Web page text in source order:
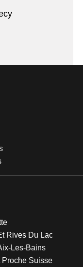
Rives Du Lac
Les-Bains
Suisse